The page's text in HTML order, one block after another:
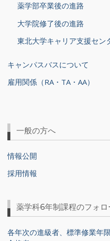
薬学部卒業後の進路
大学院修了後の進路
東北大学キャリア支援セン
キャンパスバスについて
雇用関係（RA・TA・AA）
一般の方へ
情報公開
採用情報
薬学科6年制課程のフォ
各年次の進級者、標準修業年